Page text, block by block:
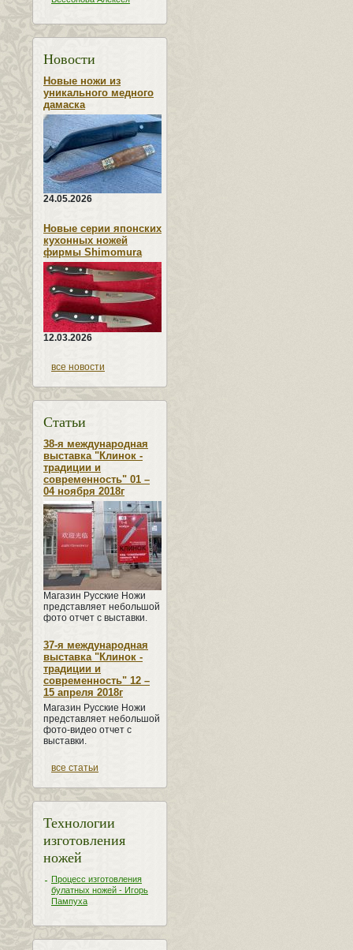
Новости
Новые ножи из
уникального медного
дамаска
24.05.2026
Новые серии японских
кухонных ножей
фирмы Shimomura
12.03.2026
все новости
Статьи
38-я международная
выставка "Клинок -
традиции и
современность" 01 –
04 ноября 2018г
Магазин Русские Ножи
представляет небольшой
фото отчет с выставки.
37-я международная
выставка "Клинок -
традиции и
современность" 12 –
15 апреля 2018г
Магазин Русские Ножи
представляет небольшой
фото-видео отчет с
выставки.
все статьи
Технологии
изготовления
ножей
Процесс изготовления
булатных ножей - Игорь
Пампуха